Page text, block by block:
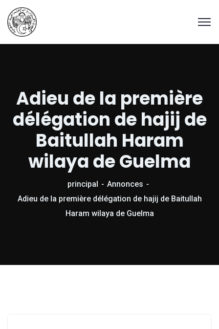
Adieu de la première
délégation de hajij de
Baitullah Haram
wilaya de Guelma
principal
Annonces
Adieu de la première délégation de hajij de Baitullah
Haram wilaya de Guelma